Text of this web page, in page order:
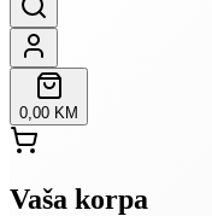
0,00 KM
Vaša korpa